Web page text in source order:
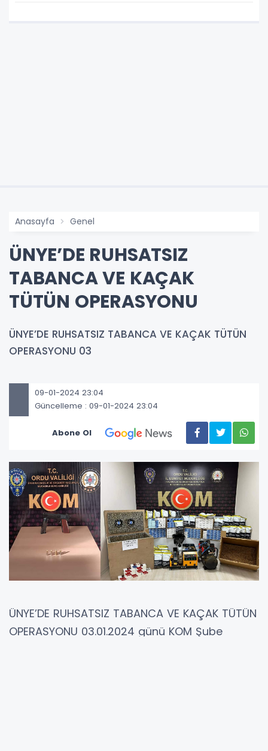
Anasayfa Genel
ÜNYE’DE RUHSATSIZ
TABANCA VE KAÇAK
TÜTÜN OPERASYONU
ÜNYE’DE RUHSATSIZ TABANCA VE KAÇAK TÜTÜN
OPERASYONU 03
09-01-2024 23:04
Güncelleme : 09-01-2024 23:04
Abone Ol
ÜNYE’DE RUHSATSIZ TABANCA VE KAÇAK TÜTÜN
OPERASYONU 03.01.2024 günü KOM Şube